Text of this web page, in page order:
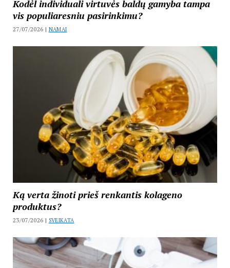
Kodėl individuali virtuvės baldų gamyba tampa
vis populiaresniu pasirinkimu?
27/07/2026 | NAMAI
Ką verta žinoti prieš renkantis kolageno
produktus?
23/07/2026 | SVEIKATA